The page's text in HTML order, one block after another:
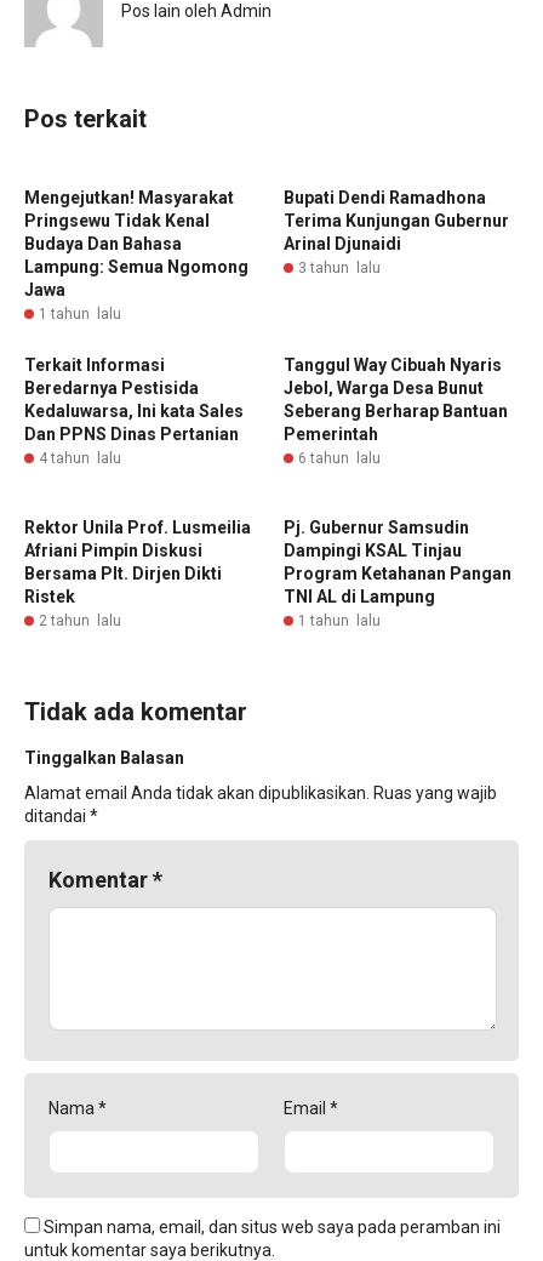
Pos lain oleh Admin
Pos terkait
Mengejutkan! Masyarakat
Pringsewu Tidak Kenal
Budaya Dan Bahasa
Lampung: Semua Ngomong
Jawa
1 tahun lalu
Bupati Dendi Ramadhona
Terima Kunjungan Gubernur
Arinal Djunaidi
3 tahun lalu
Terkait Informasi
Beredarnya Pestisida
Kedaluwarsa, Ini kata Sales
Dan PPNS Dinas Pertanian
4 tahun lalu
Tanggul Way Cibuah Nyaris
Jebol, Warga Desa Bunut
Seberang Berharap Bantuan
Pemerintah
6 tahun lalu
Rektor Unila Prof. Lusmeilia
Afriani Pimpin Diskusi
Bersama Plt. Dirjen Dikti
Ristek
2 tahun lalu
Pj. Gubernur Samsudin
Dampingi KSAL Tinjau
Program Ketahanan Pangan
TNI AL di Lampung
1 tahun lalu
Tidak ada komentar
Tinggalkan Balasan
Alamat email Anda tidak akan dipublikasikan. Ruas yang wajib
ditandai *
Komentar*
Nama * Email *
Simpan nama, email, dan situs web saya pada peramban ini
untuk komentar saya berikutnya.